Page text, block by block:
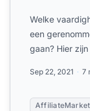
Welke
een
gaan? Hier
Sep 22, 2021 7